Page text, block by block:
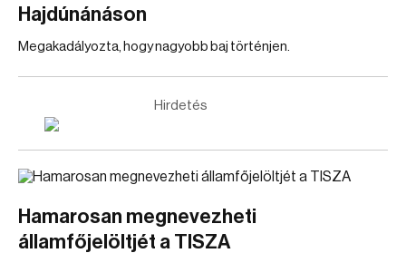
Hajdúnánáson
Megakadályozta, hogy nagyobb baj történjen.
Hirdetés
Hamarosan megnevezheti
államfőjelöltjét a TISZA